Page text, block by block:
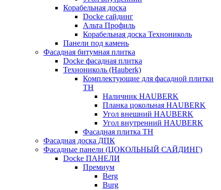
Корабельная доска
Docke сайдинг
Альта Профиль
Корабельная доска Технониколь
Панели под камень
Фасадная битумная плитка
Docke фасадная плитка
Технониколь (Hauberk)
Комплектующие для фасадной плитки
ТН
Наличник HAUBERK
Планка цокольная HAUBERK
Угол внешний HAUBERK
Угол внутренний HAUBERK
Фасадная плитка ТН
Фасадная доска ДПК
Фасадные панели (ЦОКОЛЬНЫЙ САЙДИНГ)
Docke ПАНЕЛИ
Премиум
Berg
Burg